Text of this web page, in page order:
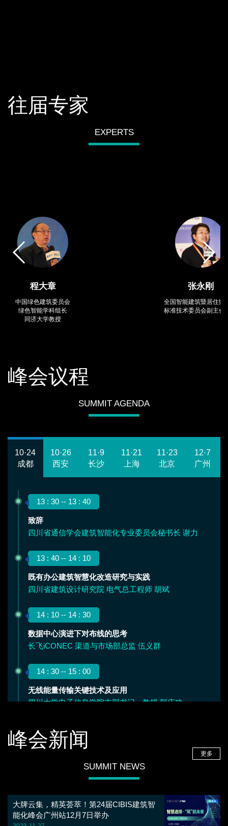
往届专家
EXPERTS
全国智能建筑暨居住数字化
标准技术委员会副主任委员
中南建
峰会议程
SUMMIT AGENDA
10·24
成都
10·26
西安
11·9
长沙
11·21
上海
11·23
北京
12·7
广州
13 : 30 -- 13 : 40
致辞
四川省通信学会建筑智能化专业委员会秘书长 谢力
13 : 40 -- 14 : 10
既有办公建筑智慧化改造研究与实践
四川省建筑设计研究院 电气总工程师 胡斌
14 : 10 -- 14 : 30
数据中心演进下对布线的思考
长飞iCONEC 渠道与市场部总监 伍义群
14 : 30 -- 15 : 00
无线能量传输关键技术及应用
四川大学电子信息学院支部书记、教授 郭庆功
15 : 00 -- 15 : 20
智算时代综合布线的创新与回归
建筑智能化的数字化应用探索
中国建筑西南设计研究院 主任工程师 唐梅
峰会新闻
SUMMIT NEWS
更多
大牌云集，精英荟萃！第24届CIBIS建筑智
能化峰会广州站12月7日举办